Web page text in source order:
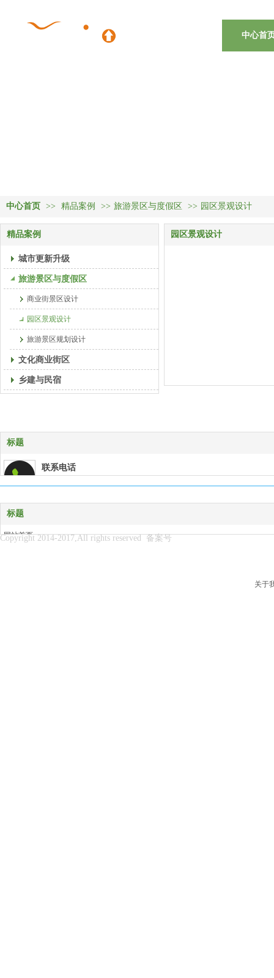
中心首
中心首页 >> 精品案例 >> 旅游景区与度假区 >> 园区景观设计
精品案例
城市更新升级
旅游景区与度假区
商业街景区设计
园区景观设计
旅游景区规划设计
文化商业街区
乡建与民宿
园区景观设计
标题
联系电话
在线客服
标题
网站首页
Copyright 2014-2017,All rights reserved 备案号
关于